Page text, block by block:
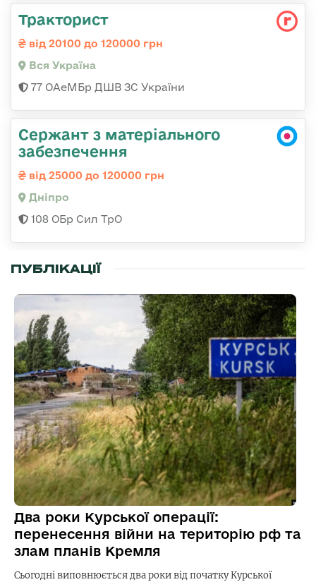
Тракторист
від 20100 до 120000 грн
Вся Україна
77 ОАеМБр ДШВ ЗС України
Сержант з матеріального
забезпечення
від 25000 до 120000 грн
Дніпро
108 ОБр Сил ТрО
ПУБЛІКАЦІЇ
Два роки Курської операції:
перенесення війни на територію рф та
злам планів Кремля
Сьогодні виповнюється два роки від початку Курської